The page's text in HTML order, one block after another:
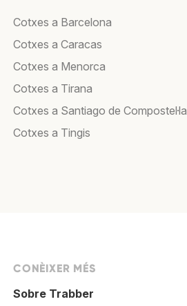
Cotxes a Barcelona
Cotxes a Caracas
Cotxes a Menorca
Cotxes a Tirana
Cotxes a Santiago de Compostel·la
Cotxes a Tingis
CONÈIXER MÉS
Sobre Trabber